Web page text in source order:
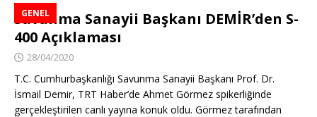
GENEL
Savunma Sanayii Başkanı DEMİR’den S-
400 Açıklaması
28/04/2020
T.C. Cumhurbaşkanlığı Savunma Sanayii Başkanı Prof. Dr.
İsmail Demir, TRT Haber’de Ahmet Görmez spikerliğinde
gerçekleştirilen canlı yayına konuk oldu. Görmez tarafından